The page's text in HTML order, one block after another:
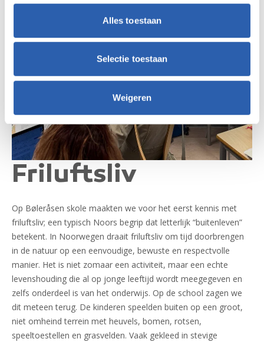
Alles toestaan
Selectie toestaan
Weigeren
Friluftsliv
Op Bøleråsen skole maakten we voor het eerst kennis met
friluftsliv; een typisch Noors begrip dat letterlijk “buitenleven”
betekent. In Noorwegen draait friluftsliv om tijd doorbrengen
in de natuur op een eenvoudige, bewuste en respectvolle
manier. Het is niet zomaar een activiteit, maar een echte
levenshouding die al op jonge leeftijd wordt meegegeven en
zelfs onderdeel is van het onderwijs. Op de school zagen we
dit meteen terug. De kinderen speelden buiten op een groot,
niet omheind terrein met heuvels, bomen, rotsen,
speeltoestellen en grasvelden. Vaak gekleed in stevige